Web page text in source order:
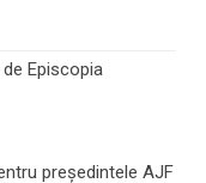
Episcopia
preşedintele AJF